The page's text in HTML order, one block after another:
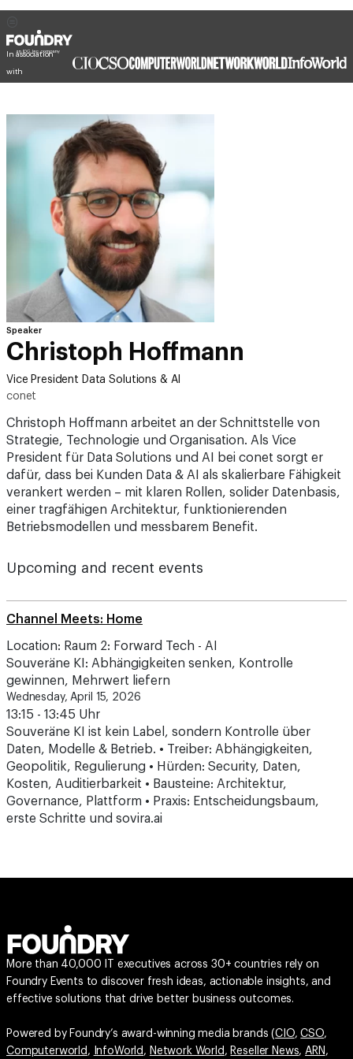
In association
with
Speaker
Christoph Hoffmann
Vice President Data Solutions & AI
conet
Christoph Hoffmann arbeitet an der Schnittstelle von
Strategie, Technologie und Organisation. Als Vice
President für Data Solutions und AI bei conet sorgt er
dafür, dass bei Kunden Data & AI als skalierbare Fähigkeit
verankert werden – mit klaren Rollen, solider Datenbasis,
einer tragfähigen Architektur, funktionierenden
Betriebsmodellen und messbarem Benefit.
Upcoming and recent events
Channel Meets: Home
Location: Raum 2: Forward Tech - AI
Souveräne KI: Abhängigkeiten senken, Kontrolle
gewinnen, Mehrwert liefern
Wednesday, April 15, 2026
13:15 - 13:45 Uhr
Souveräne KI ist kein Label, sondern Kontrolle über
Daten, Modelle & Betrieb. • Treiber: Abhängigkeiten,
Geopolitik, Regulierung • Hürden: Security, Daten,
Kosten, Auditierbarkeit • Bausteine: Architektur,
Governance, Plattform • Praxis: Entscheidungsbaum,
erste Schritte und sovira.ai
More than 40,000 IT executives across 30+ countries rely on
Foundry Events to discover fresh ideas, actionable insights, and
effective solutions that drive better business outcomes.
Powered by Foundry’s award-winning media brands (CIO,CSO,
Computerworld , InfoWorld , Network World , Reseller News,ARN ,